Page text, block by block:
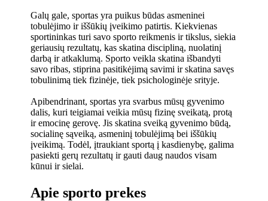
Galų gale, sportas yra puikus būdas asmeninei
tobulėjimo ir iššūkių įveikimo patirtis. Kiekvienas
sportininkas turi savo sporto reikmenis ir tikslus, siekia
geriausių rezultatų, kas skatina discipliną, nuolatinį
darbą ir atkaklumą. Sporto veikla skatina išbandyti
savo ribas, stiprina pasitikėjimą savimi ir skatina savęs
tobulinimą tiek fizinėje, tiek psichologinėje srityje.
Apibendrinant, sportas yra svarbus mūsų gyvenimo
dalis, kuri teigiamai veikia mūsų fizinę sveikatą, protą
ir emocinę gerovę. Jis skatina sveiką gyvenimo būdą,
socialinę sąveiką, asmeninį tobulėjimą bei iššūkių
įveikimą. Todėl, įtraukiant sportą į kasdienybę, galima
pasiekti gerų rezultatų ir gauti daug naudos visam
kūnui ir sielai.
Apie sporto prekes